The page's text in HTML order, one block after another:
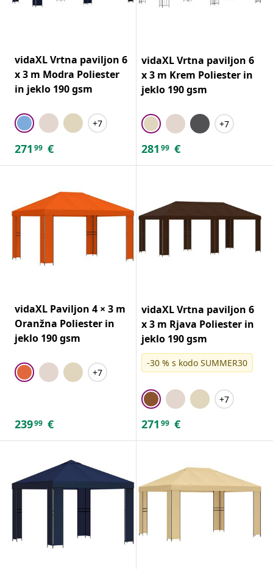
vidaXL Vrtna paviljon 6
x 3 m Modra Poliester
in jeklo 190 gsm
+7
271 99 €
vidaXL Vrtna paviljon 6
x 3 m Krem Poliester in
jeklo 190 gsm
+7
281 99 €
vidaXL Paviljon 4 × 3 m
Oranžna Poliester in
jeklo 190 gsm
+7
23999 €
vidaXL Vrtna paviljon 6
x 3 m Rjava Poliester in
jeklo 190 gsm
-30 % s kodo SUMMER30
+7
271 99 €